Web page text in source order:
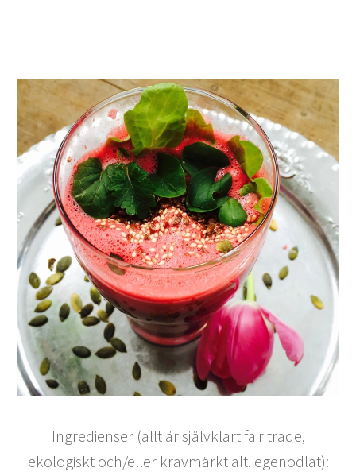
Ingredienser (allt är självklart fair trade,
ekologiskt och/eller kravmärkt alt. egenodlat):